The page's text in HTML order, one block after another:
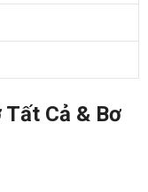
Cả & Bơ